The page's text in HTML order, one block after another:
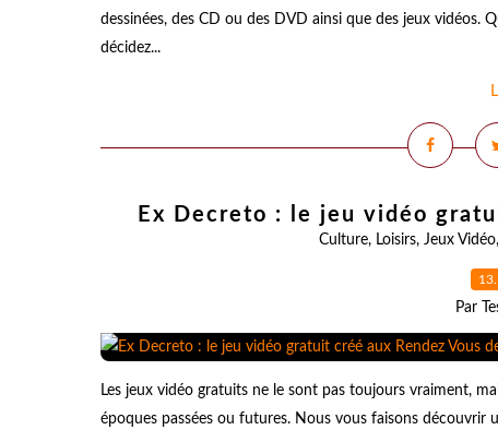
dessinées, des CD ou des DVD ainsi que des jeux vidéos.
décidez...
Ex Decreto : le jeu vidéo
Culture, Loisirs, Jeux Vidéo,
Par
Les jeux vidéo gratuits ne le sont pas toujours vraiment,
époques passées ou futures. Nous vous faisons